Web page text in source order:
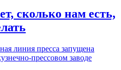
сколько нам есть,